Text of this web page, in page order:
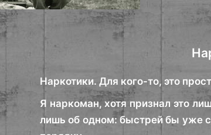
Наркотики. Для кого-то, это
Я наркоман, хотя признал это
лишь об одном: быстрей бы уже